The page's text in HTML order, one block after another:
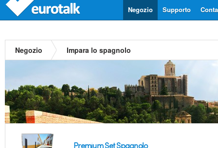
Supporto
Negozio
Negozio Impara lo spagnolo
Premium Set Spagnolo